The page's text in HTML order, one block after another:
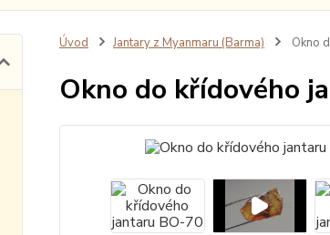
Úvod Jantary z Myanmaru (Barma) Okno
Okno do křídového